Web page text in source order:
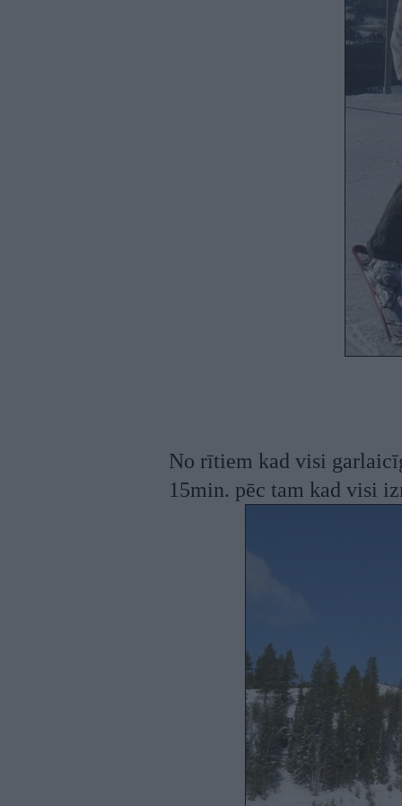
No rītiem kad visi
15min. pēc tam kad visi